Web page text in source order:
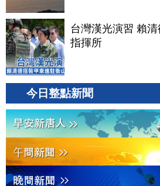
台灣漢光演習 賴
指揮所
今日整點新聞